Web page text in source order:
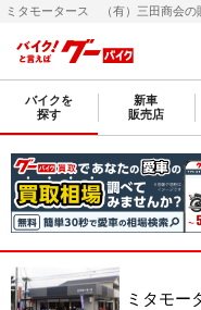
バイクを
探す
新車
販売店
ミタモー